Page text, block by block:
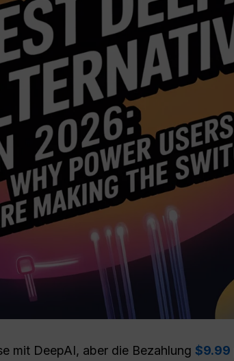
mit DeepAI, aber die Bezahlung $9.99